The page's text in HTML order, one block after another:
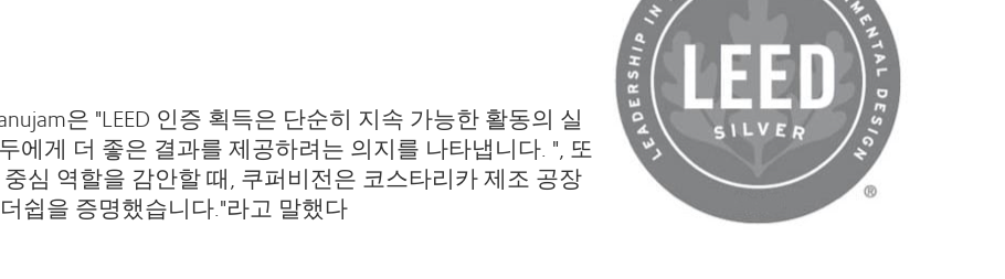
은 "LEED 인증 획득은 단순히 지속 가능한 활동의 실
에게 더 좋은 결과를 제공하려는 의지를 나타냅니다. ", 또
심 역할을 감안할 때, 쿠퍼비전은 코스타리카 제조 공장
쉽을 증명했습니다."라고 말했다